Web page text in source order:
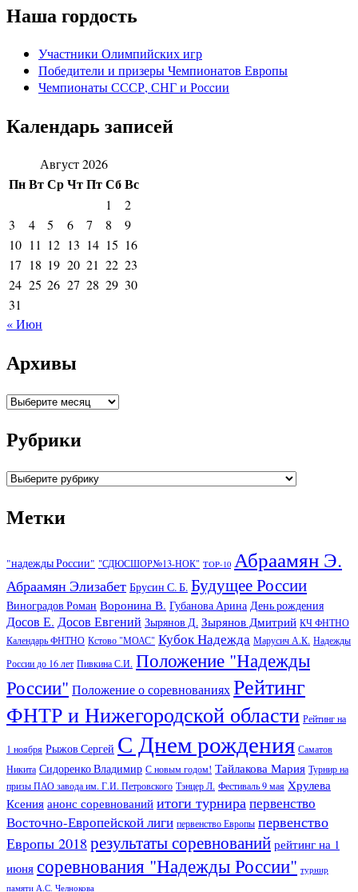
Наша гордость
Участники Олимпийских игр
Победители и призеры Чемпионатов Европы
Чемпионаты СССР, СНГ и Росcии
Календарь записей
Август 2026
ПнВтСрЧтПтСбВс
1
2
3
4 5 6 7 8
9
10 11 12 13 14 15 16
17 18 19 20 21 22 23
24 25 26 27 28 29 30
31
« Июн
Архивы
Архивы
Рубрики
Рубрики
Метки
"надежды России" "СДЮСШОР№13-НОК" TOP-10 Абраамян Э.
Абраамян Элизабет Брусин С. Б. Будущее России
Виноградов Роман Воронина В. Губанова Арина День рождения
Досов Е. Досов Евгений Зырянов Д. Зырянов Дмитрий КЧ ФНТНО
Календарь ФНТНО Кстово "МОАС" Кубок Надежда Марусич А.К. Надежды
России до 16 лет Пивкина С.И. Положение "Надежды
России" Положение о соревнованияхРейтинг
ФНТР и Нижегородской области Рейтинг на
1 ноября Рыжов Сергей С Днем рождения Саматов
Никита Сидоренко Владимир С новым годом! Тайлакова Мария Турнир на
призы ПАО завода им. Г.И. Петровского Тэнцер Л. Фестиваль 9 мая Хрулева
Ксения анонс соревнований итоги турнирапервенство
Восточно-Европейской лиги первенство Европы первенство
Европы 2018 результаты соревнований рейтинг на 1
июня соревнования "Надежды России" турнир
памяти А.С. Челнокова